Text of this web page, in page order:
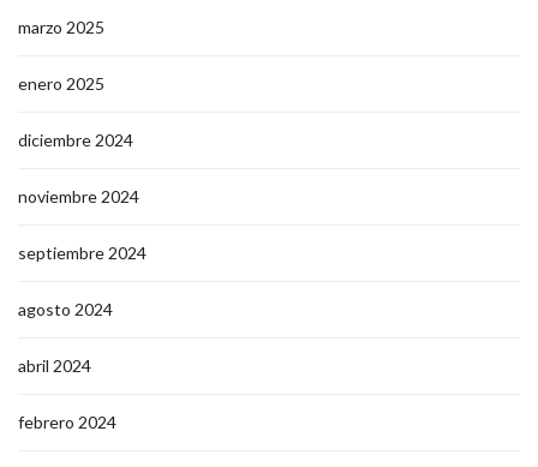
marzo 2025
enero 2025
diciembre 2024
noviembre 2024
septiembre 2024
agosto 2024
abril 2024
febrero 2024